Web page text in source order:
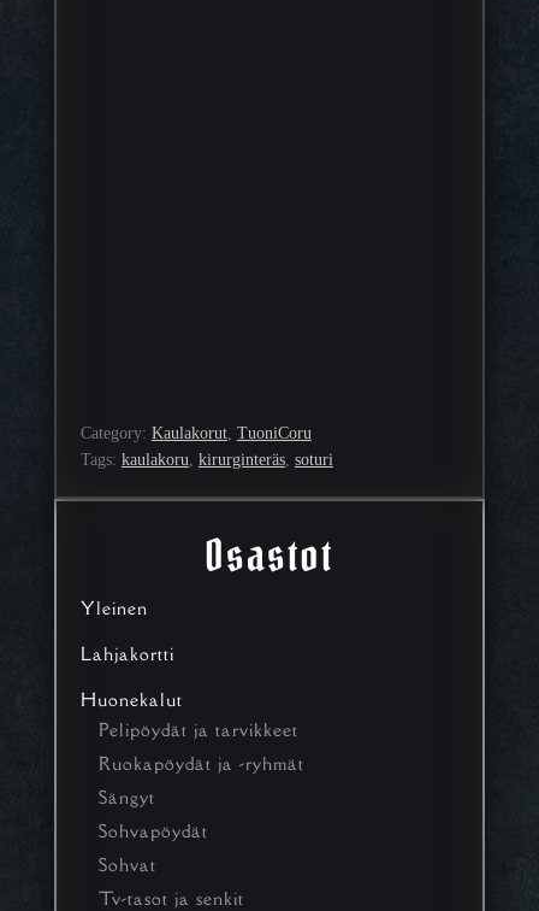
Osastot
Yleinen
Lahjakortti
Huonekalut
Pelipöydät ja tarvikkeet
Ruokapöydät ja -ryhmät
Sängyt
Sohvapöydät
Sohvat
Tv-tasot ja senkit
Category: Kaulakorut, TuoniCoru
Tags: kaulakoru kirurginteräs, soturi